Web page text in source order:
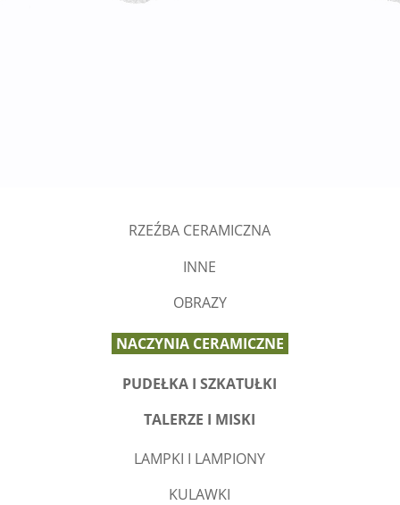
RZEŹBA CERAMICZNA
INNE
OBRAZY
NACZYNIA CERAMICZNE
PUDEŁKA I SZKATUŁKI
TALERZE I MISKI
LAMPKI I LAMPIONY
KULAWKI